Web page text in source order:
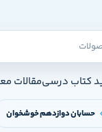
کتاب درسیمقالات
حسابان دوازدهم خوشخوان